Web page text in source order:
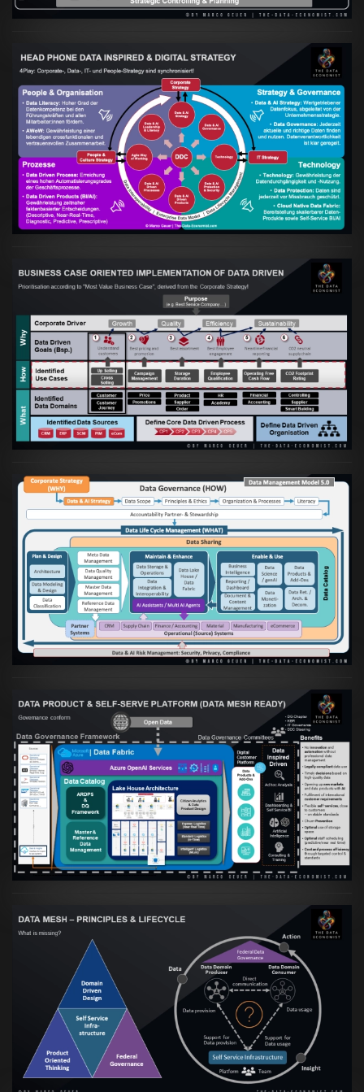
Artikel:Kennst Du schon die "Head Phone
Data Driven Strategy"?
VIEW
Artikel:
Business Case orientierte
Etablierung einer Data Driven Company
VIEW
Artikel:Die moderne Architektur für
Daten- und KI-orientierte Unternehmen
VIEW
Artikel:Warum eine Data Governance
orientierte Data Fabric essenziell für
skalierbare qualitative Datenprodukte ist
VIEW
Artikel:Data Mesh Ökosysteme: Die
Transformation zur Data Inspired Human
Culture
VIEW